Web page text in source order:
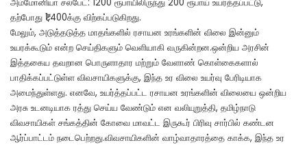
தற்போது ₹1,400க்கு விற்கப்படுகிறது.
மேலும், அடுத்தடுத்த மாதங்களில் ரசாயன உரங்களின் விலை இன்னும்
உயரக்கூடும் என்ற செய்திகளும் வெளியாகி வருகின்றன.ஒன்றிய அரசின்
இத்தகைய தவறான பொருளாதார மற்றும் வேளாண் கொள்கைகளால்
பாதிக்கப்பட்டுள்ள விவசாயிகளுக்கு, இந்த உர விலை உயர்வு பேரிடியாக
அமைந்துள்ளது. எனவே, உயர்த்தப்பட்ட ரசாயன உரங்களின் விலையை ஒன்றிய
அரசு உடனடியாக ரத்து செய்ய வேண்டும் என வலியுறுத்தி, தமிழ்நாடு
விவசாயிகள் சங்கத்தின் கோவை மாவட்ட இருகூர் பிரிவு சார்பில் கண்டன
ஆர்ப்பாட்டம் நடைபெற்றது.விவசாயிகளின் வாழ்வாதாரத்தை காக்க, இந்த உர